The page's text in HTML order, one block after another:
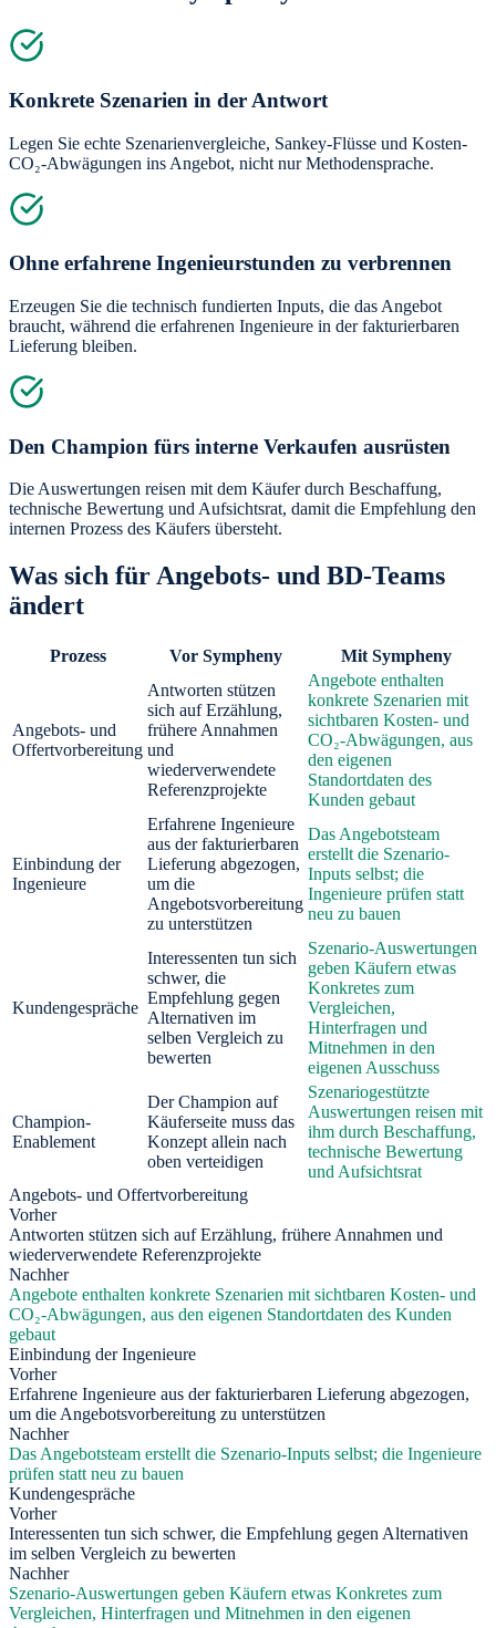
Konkrete Szenarien in der Antwort
Legen Sie echte Szenarienvergleiche, Sankey-Flüsse und Kosten-
CO₂-Abwägungen ins Angebot, nicht nur Methodensprache.
Ohne erfahrene Ingenieurstunden zu verbrennen
Erzeugen Sie die technisch fundierten Inputs, die das Angebot
braucht, während die erfahrenen Ingenieure in der fakturierbaren
Lieferung bleiben.
Den Champion fürs interne Verkaufen ausrüsten
Die Auswertungen reisen mit dem Käufer durch Beschaffung,
technische Bewertung und Aufsichtsrat, damit die Empfehlung den
internen Prozess des Käufers übersteht.
Was sich für Angebots- und BD-Teams
ändert
Prozess Vor Sympheny Mit Sympheny
Angebots- und
Offertvorbereitung
Antworten stützen
sich auf Erzählung,
frühere Annahmen
und
wiederverwendete
Referenzprojekte
Angebote enthalten
konkrete Szenarien mit
sichtbaren Kosten- und
CO₂-Abwägungen, aus
den eigenen
Standortdaten des
Kunden gebaut
Einbindung der
Ingenieure
Erfahrene Ingenieure
aus der fakturierbaren
Lieferung abgezogen,
um die
Angebotsvorbereitung
zu unterstützen
Das Angebotsteam
erstellt die Szenario-
Inputs selbst; die
Ingenieure prüfen statt
neu zu bauen
Kundengespräche
Interessenten tun sich
schwer, die
Empfehlung gegen
Alternativen im
selben Vergleich zu
bewerten
Szenario-Auswertungen
geben Käufern etwas
Konkretes zum
Vergleichen,
Hinterfragen und
Mitnehmen in den
eigenen Ausschuss
Champion-
Enablement
Der Champion auf
Käuferseite muss das
Konzept allein nach
oben verteidigen
Szenariogestützte
Auswertungen reisen mit
ihm durch Beschaffung,
technische Bewertung
und Aufsichtsrat
Angebots- und Offertvorbereitung
Vorher
Antworten stützen sich auf Erzählung, frühere Annahmen und
wiederverwendete Referenzprojekte
Nachher
Angebote enthalten konkrete Szenarien mit sichtbaren Kosten- und
CO₂-Abwägungen, aus den eigenen Standortdaten des Kunden
gebaut
Einbindung der Ingenieure
Vorher
Erfahrene Ingenieure aus der fakturierbaren Lieferung abgezogen,
um die Angebotsvorbereitung zu unterstützen
Nachher
Das Angebotsteam erstellt die Szenario-Inputs selbst; die Ingenieure
prüfen statt neu zu bauen
Kundengespräche
Vorher
Interessenten tun sich schwer, die Empfehlung gegen Alternativen
im selben Vergleich zu bewerten
Nachher
Szenario-Auswertungen geben Käufern etwas Konkretes zum
Vergleichen, Hinterfragen und Mitnehmen in den eigenen